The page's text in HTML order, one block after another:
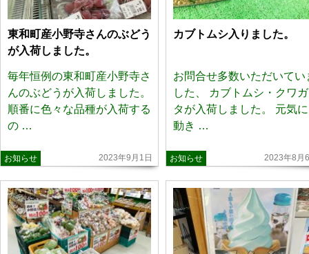
東和町産小野寺さんのぶどう
が入荷しました。
毎年恒例の東和町産小野寺さ
んのぶどうが入荷しました。
順番に色々な品種が入荷する
の …
2023年9月1日
お知らせ
カブトムシ入りました。
お問合せ多数いただいてい
した、 カブトムシ・クワガ
タが入荷しました。 元気に
動き …
2023年8月
お知らせ